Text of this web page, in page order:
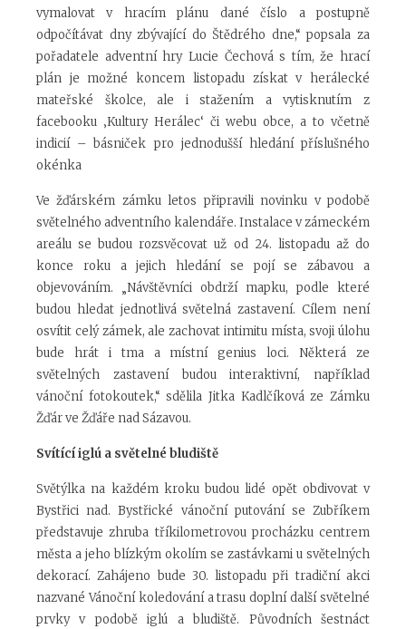
vymalovat v hracím plánu dané číslo a postupně
odpočítávat dny zbývající do Štědrého dne,“ popsala za
pořadatele adventní hry Lucie Čechová s tím, že hrací
plán je možné koncem listopadu získat v herálecké
mateřské školce, ale i stažením a vytisknutím z
facebooku ‚Kultury Herálec‘ či webu obce, a to včetně
indicií – básniček pro jednodušší hledání příslušného
okénka
Ve žďárském zámku letos připravili novinku v podobě
světelného adventního kalendáře. Instalace v zámeckém
areálu se budou rozsvěcovat už od 24. listopadu až do
konce roku a jejich hledání se pojí se zábavou a
objevováním. „Návštěvníci obdrží mapku, podle které
budou hledat jednotlivá světelná zastavení. Cílem není
osvítit celý zámek, ale zachovat intimitu místa, svoji úlohu
bude hrát i tma a místní genius loci. Některá ze
světelných zastavení budou interaktivní, například
vánoční fotokoutek,“ sdělila Jitka Kadlčíková ze Zámku
Žďár ve Žďáře nad Sázavou.
Svítící iglú a světelné bludiště
Světýlka na každém kroku budou lidé opět obdivovat v
Bystřici nad. Bystřické vánoční putování se Zubříkem
představuje zhruba tříkilometrovou procházku centrem
města a jeho blízkým okolím se zastávkami u světelných
dekorací. Zahájeno bude 30. listopadu při tradiční akci
nazvané Vánoční koledování a trasu doplní další světelné
prvky v podobě iglú a bludiště. Původních šestnáct